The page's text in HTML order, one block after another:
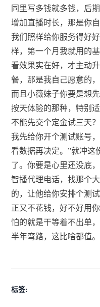
同里写多钱就多钱，后
增加直播时长，那是你
我们照样给你服务得好
样，第一个月我就用的
看效果实在好，才主动
餐，那是我自己愿意的
而且小薇妹子你要是想
按天体验的那种，特别
不能先交个定金试三天
我先给你开个测试账号
看数据再决定。”就冲这
了。你要是心里还没底
智播代理电话，找那个
的，让他给你安排个测
正又不花钱，好不好用
怕的就是干等着不出单
半年弯路，这比啥都值。
标签: